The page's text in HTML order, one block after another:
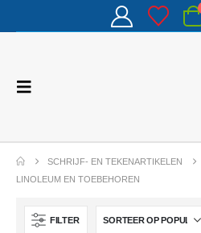
SCHRIJF- EN TEKENARTIKELEN
LINOLEUM EN TOEBEHOREN
FILTER